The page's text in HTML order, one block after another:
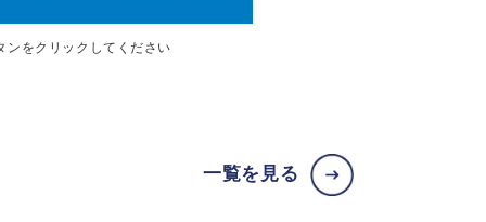
ン をクリックしてください
一覧を見る